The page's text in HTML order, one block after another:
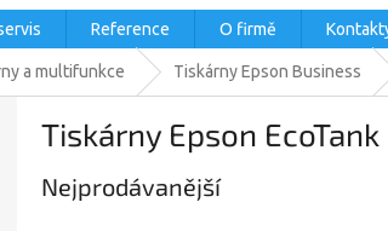
Reference O firmě
a multifunkce Tiskárny Epson Business
Tiskárny Epson
Nejprodávanější